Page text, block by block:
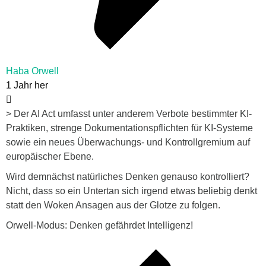
Haba Orwell
1 Jahr her
> Der AI Act umfasst unter anderem Verbote bestimmter KI-
Praktiken, strenge Dokumentationspflichten für KI-Systeme
sowie ein neues Überwachungs- und Kontrollgremium auf
europäischer Ebene.
Wird demnächst natürliches Denken genauso kontrolliert?
Nicht, dass so ein Untertan sich irgend etwas beliebig denkt
statt den Woken Ansagen aus der Glotze zu folgen.
Orwell-Modus: Denken gefährdet Intelligenz!